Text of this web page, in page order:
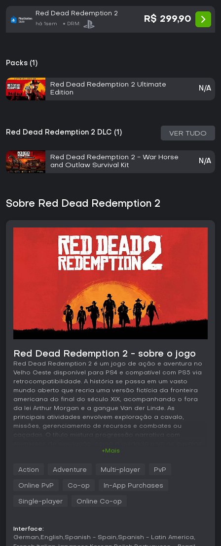
Red Dead Redemption 2
há 1sem DRM:
R$ 299,90
Packs (1)
Red Dead Redemption 2 Ultimate
Edition
N/A
Red Dead Redemption 2 DLC (1) VER TUDO
Red Dead Redemption 2 - War Horse
and Outlaw Survival Kit
N/A
Sobre Red Dead Redemption 2
Red Dead Redemption 2 - sobre o jogo
Red Dead Redemption 2 é um jogo de ação e aventura no
Velho Oeste disponível para PS4 e compatível com PS5 via
retrocompatibilidade. A história se passa em um vasto
mundo aberto que recria uma versão fictícia da fronteira
americana do final do século XIX, acompanhando o fora
da lei Arthur Morgan e a gangue Van der Linde. As
principais atividades envolvem exploração a cavalo,
missões, gerenciamento de recursos e combates ou
caçadas. O título mistura progressão narrativa com
os medidores de vida, vigor e Dead Eye, além de um
relação aos NPCs.
Jogabilidade
O ritmo de jogo prioriza uma progressão mais cuidadosa
vínculo com o animal, alimentá-lo e gerenciar seu vigor
durante as viagens. O combate utiliza armas de fogo, com
+Mais
Action Adventure Multi-player PvP
Online PvP Co-op In-App Purchases
Single-player Online Co-op
Interface:
German English Spanish - Spain Spanish - Latin America